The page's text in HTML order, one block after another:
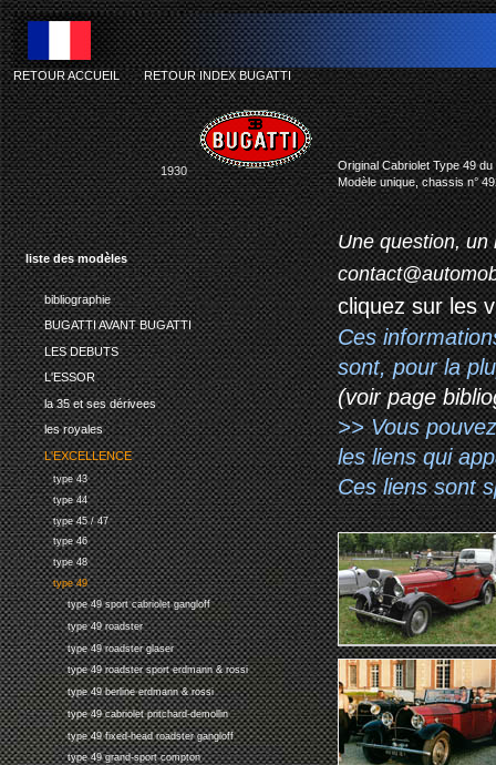
liste des modèles
bibliographie
BUGATTI AVANT BUGATTI
LES DEBUTS
L'ESSOR
la 35 et ses dérivees
les royales
L'EXCELLENCE
type 43
type 44
type 45 / 47
type 46
type 48
type 49
type 49 sport cabriolet gangloff
type 49 roadster
type 49 roadster glaser
type 49 roadster sport erdmann & rossi
type 49 berline erdmann & rossi
type 49 cabriolet pritchard-demollin
type 49 fixed-head roadster gangloff
type 49 grand-sport compton
RETOUR ACCUEIL-RETOUR INDEX BUGATTI
1930
Original Cabriolet Type 49
Modèle unique, chassis n°
Une question, un
cliquez sur les
Ces
sont, pour la
(voir page
>> Vous
les liens qui
Ces liens sont